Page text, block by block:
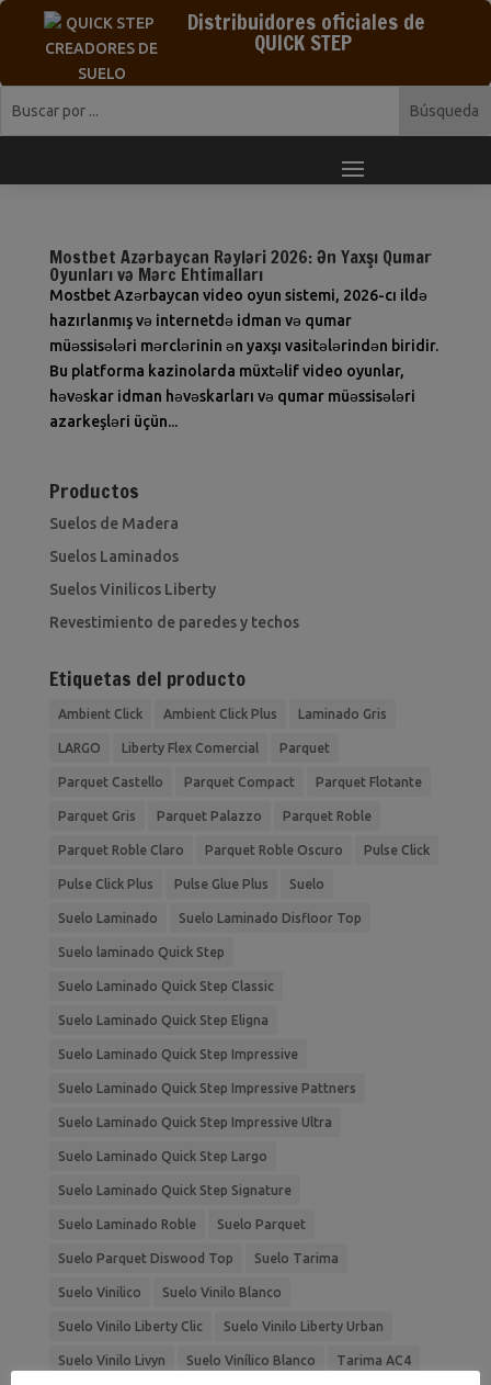
Distribuidores oficiales de
QUICK STEP
Mostbet Azərbaycan Rəyləri 2026: Ən Yaxşı Qumar
Oyunları və Mərc Ehtimalları
Mostbet Azərbaycan video oyun sistemi, 2026-cı ildə
hazırlanmış və internetdə idman və qumar
müəssisələri mərclərinin ən yaxşı vasitələrindən biridir.
Bu platforma kazinolarda müxtəlif video oyunlar,
həvəskar idman həvəskarları və qumar müəssisələri
azarkeşləri üçün...
Productos
Suelos de Madera
Suelos Laminados
Suelos Vinilicos Liberty
Revestimiento de paredes y techos
Etiquetas del producto
Ambient Click Ambient Click Plus Laminado Gris
LARGO Liberty Flex Comercial Parquet
Parquet Castello Parquet Compact Parquet Flotante
Parquet Gris Parquet Palazzo Parquet Roble
Parquet Roble Claro Parquet Roble Oscuro Pulse Click
Pulse Click Plus Pulse Glue Plus Suelo
Suelo Laminado Suelo Laminado Disfloor Top
Suelo laminado Quick Step
Suelo Laminado Quick Step Classic
Suelo Laminado Quick Step Eligna
Suelo Laminado Quick Step Impressive
Suelo Laminado Quick Step Impressive Pattners
Suelo Laminado Quick Step Impressive Ultra
Suelo Laminado Quick Step Largo
Suelo Laminado Quick Step Signature
Suelo Laminado Roble Suelo Parquet
Suelo Parquet Diswood Top Suelo Tarima
Suelo Vinilico Suelo Vinilo Blanco
Suelo Vinilo Liberty Clic Suelo Vinilo Liberty Urban
Suelo Vinilo Livyn Suelo Vinílico Blanco Tarima AC4